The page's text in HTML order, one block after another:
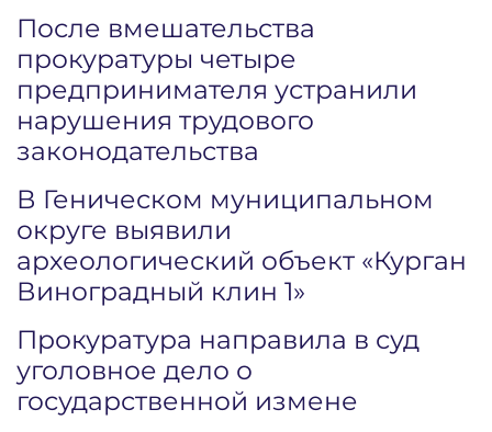
После вмешательства
прокуратуры четыре
предпринимателя устранили
нарушения трудового
законодательства
В Геническом муниципальном
округе выявили
археологический объект «Курган
Виноградный клин 1»
Прокуратура направила в суд
уголовное дело о
государственной измене